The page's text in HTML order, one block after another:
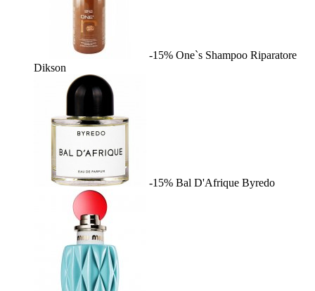
-15% One`s Shampoo Riparatore
Dikson
-15% Bal D'Afrique Byredo